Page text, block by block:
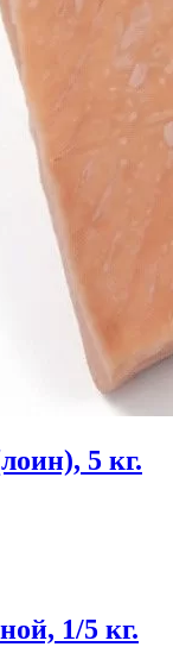
5 кг.
1/5 кг.